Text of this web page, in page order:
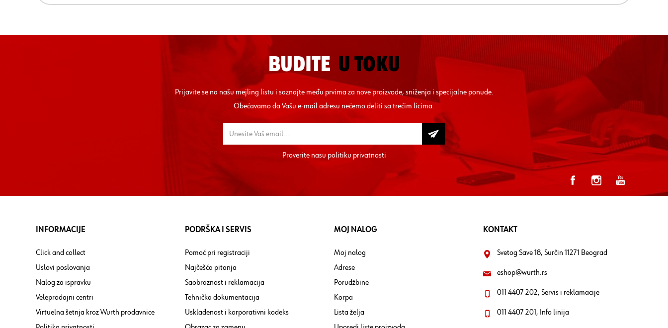
BUDITE U TOKU
Prijavite se na našu mejling listu i saznajte među prvima za nove proizvode, sniženja i specijalne ponude.
Obećavamo da Vašu e-mail adresu nećemo deliti sa trećim licima.
Proverite nasupolitiku privatnosti
INFORMACIJE
Click and collect
Uslovi poslovanja
Nalog za ispravku
Veleprodajni centri
Virtuelna šetnja kroz Wurth prodavnice
PODRŠKA I SERVIS
Pomoć pri registraciji
Najčešća pitanja
Saobraznost i reklamacija
Tehnička dokumentacija
Usklađenost i korporativni kodeks
MOJ NALOG
Moj nalog
Adrese
Porudžbine
Korpa
Lista želja
KONTAKT
Svetog Save 18, Surčin 11271 Beograd
eshop@wurth.rs
011 4407 202, Servis i reklamacije
011 4407 201, Info linija